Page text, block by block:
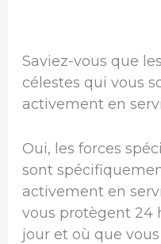
Saviez-vous que
célestes qui vous
activement en
Oui, les forces
sont
activement en
vous protègent 24
jour et où que vous